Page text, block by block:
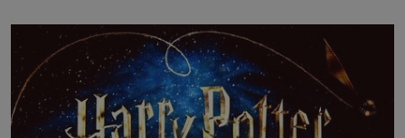
amaretta kakao na posypání Postup: Oddělte
žloutky od bílků. Žloutky vyšlehejte s cukrem do
světlé pěny a postupně do nich vmíchejte
mascarpone, aby vznikl hladký